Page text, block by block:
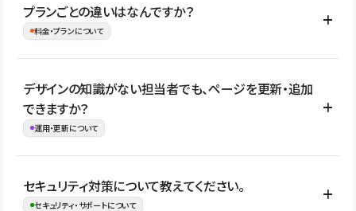
イト全体のデザインや設定がそのまま移行されるわけではないた
め、移行後にページ構成やデザイン、CMS設計、URL・リダイレク
はい。アクセス規模が大きいサイトや、複数部門での運用、権限管
理、セキュリティ確認、既存システムとの連携など、個別の要件が
ない段階でも、お問い合わせください。
お問合せはこちら
プランごとの違いはなんですか？
料金・プランについて
公開ページ数、バージョン履歴の期間、CMS利用数の上限、権限
管理の有無などがプランごとに異なります。詳しくは料金プランペ
ージをご覧ください。
デザインの知識がない担当者でも、ページを更新・追加
できますか？
運用・更新について
はい。CMSやコンポーネントを活用して更新範囲を設計しておく
ことで、デザインを崩しにくい状態で運用できます。 さらにコン
セキュリティ対策について教えてください。
セキュリティ・サポートについて